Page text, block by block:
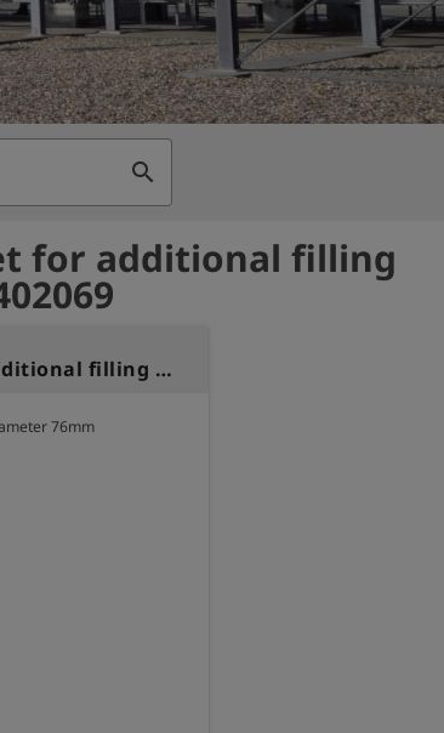
search
for additional filling
Fastening set for additional filling standpipe
76mm